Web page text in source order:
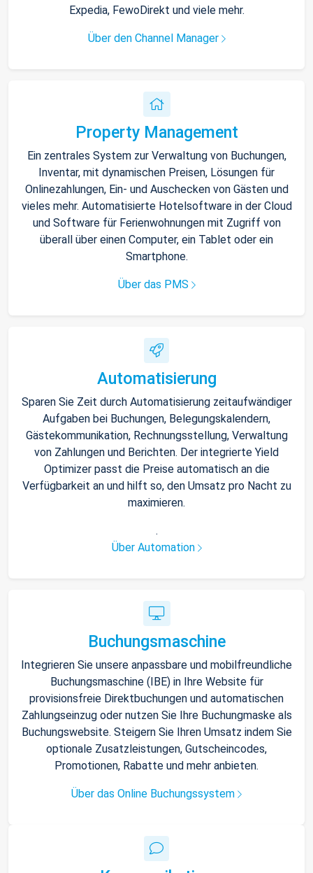
Expedia, FewoDirekt und viele mehr.
Über den Channel Manager
Property Management
Ein zentrales System zur Verwaltung von Buchungen,
Inventar, mit dynamischen Preisen, Lösungen für
Onlinezahlungen, Ein- und Auschecken von Gästen und
vieles mehr. Automatisierte Hotelsoftware in der Cloud
und Software für Ferienwohnungen mit Zugriff von
überall über einen Computer, ein Tablet oder ein
Smartphone.
Über das PMS
Automatisierung
Sparen Sie Zeit durch Automatisierung zeitaufwändiger
Aufgaben bei Buchungen, Belegungskalendern,
Gästekommunikation, Rechnungsstellung, Verwaltung
von Zahlungen und Berichten. Der integrierte Yield
Optimizer passt die Preise automatisch an die
Verfügbarkeit an und hilft so, den Umsatz pro Nacht zu
maximieren.
.
Über Automation
Buchungsmaschine
Integrieren Sie unsere anpassbare und mobilfreundliche
Buchungsmaschine (IBE) in Ihre Website für
provisionsfreie Direktbuchungen und automatischen
Zahlungseinzug oder nutzen Sie Ihre Buchungmaske als
Buchungswebsite. Steigern Sie Ihren Umsatz indem Sie
optionale Zusatzleistungen, Gutscheincodes,
Promotionen, Rabatte und mehr anbieten.
Über das Online Buchungssystem